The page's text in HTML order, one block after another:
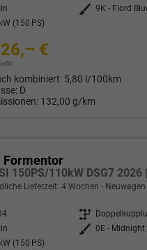
Außenfarbe 9K - Fiord
(150 PS)
€
kombiniert: 5,80 l/100km
D
132,00 g/km
Formentor
Lieferzeit:4 Wochen Neuwagen
Getriebe
Außenfarbe 0E - Midnight
(150 PS)